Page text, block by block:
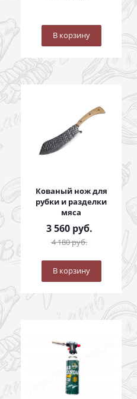
В корзину
Кованый нож для
рубки и разделки
мяса
3 560руб.
4 180руб.
В корзину